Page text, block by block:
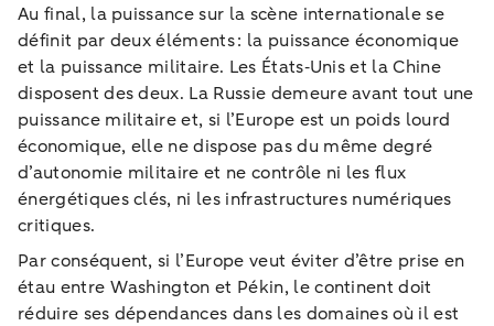
Au final, la puissance sur la scène internationale se
définit par deux éléments : la puissance économique
et la puissance militaire. Les États‑Unis et la Chine
disposent des deux. La Russie demeure avant tout une
puissance militaire et, si l’Europe est un poids lourd
économique, elle ne dispose pas du même degré
d’autonomie militaire et ne contrôle ni les flux
énergétiques clés, ni les infrastructures numériques
critiques.
Par conséquent, si l’Europe veut éviter d’être prise en
étau entre Washington et Pékin, le continent doit
réduire ses dépendances dans les domaines où il est